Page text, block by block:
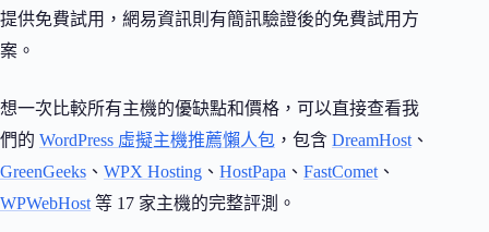
提供免費試用，網易資訊則有簡訊驗證後的免費試用方
案。
想一次比較所有主機的優缺點和價格，可以直接查看我
們的 WordPress 虛擬主機推薦懶人包 ，包含 DreamHost 、
GreenGeeks 、 WPX Hosting 、 HostPapa 、 FastComet 、
WPWebHost 等 17 家主機的完整評測。